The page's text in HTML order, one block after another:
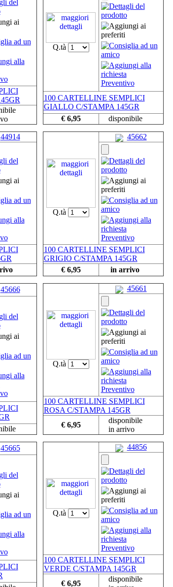
Q.tà
100 CARTELLINE SEMPLICI
GIALLO C/STAMPA 145GR
€ 6,95
disponibile
44914
Q.tà
45662
100 CARTELLINE SEMPLICI
GRIGIO C/STAMPA 145GR
€ 6,95
in arrivo
45666
Q.tà
45661
100 CARTELLINE SEMPLICI
ROSA C/STAMPA 145GR
€ 6,95
disponibile
in arrivo
45665
Q.tà
44856
100 CARTELLINE SEMPLICI
VERDE C/STAMPA 145GR
€ 6,95
disponibile